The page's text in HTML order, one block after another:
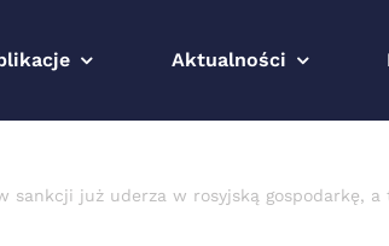
Aktualności
sankcji już uderza w rosyjską gospodarkę,